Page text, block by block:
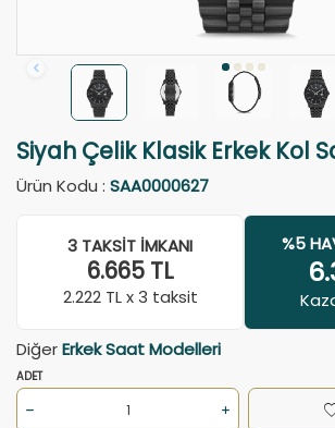
Siyah Çelik Klasik Erkek Kol
Ürün Kodu : SAA0000627
3 TAKSIT İMKANI
6.665TL
2.222 TL x 3 taksit
%5
DiğerErkek Saat Modelleri
ADET